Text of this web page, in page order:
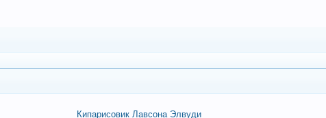
Кипарисовик Лавсона Элвуди